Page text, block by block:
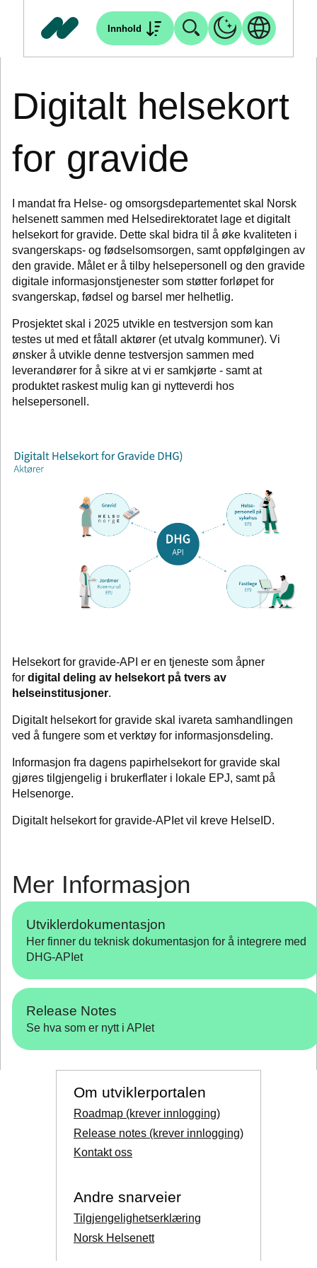
Innhold
Digitalt helsekort
for gravide
I mandat fra Helse- og omsorgsdepartementet skal Norsk
helsenett sammen med Helsedirektoratet lage et digitalt
helsekort for gravide. Dette skal bidra til å øke kvaliteten i
svangerskaps- og fødselsomsorgen, samt oppfølgingen av
den gravide. Målet er å tilby helsepersonell og den gravide
digitale informasjonstjenester som støtter forløpet for
svangerskap, fødsel og barsel mer helhetlig.
Prosjektet skal i 2025 utvikle en testversjon som kan
testes ut med et fåtall aktører (et utvalg kommuner). Vi
ønsker å utvikle denne testversjon sammen med
leverandører for å sikre at vi er samkjørte - samt at
produktet raskest mulig kan gi nytteverdi hos
helsepersonell.
Helsekort for gravide-API er en tjeneste som åpner
for digital deling av helsekort på tvers av
helseinstitusjoner.
Digitalt helsekort for gravide skal ivareta samhandlingen
ved å fungere som et verktøy for informasjonsdeling.
Informasjon fra dagens papirhelsekort for gravide skal
gjøres tilgjengelig i brukerflater i lokale EPJ, samt på
Helsenorge.
Digitalt helsekort for gravide-APIet vil kreve HelseID.
Mer Informasjon
Utviklerdokumentasjon
Her finner du teknisk dokumentasjon for å integrere med
DHG-APIet
Release Notes
Se hva som er nytt i APIet
Om utviklerportalen
Roadmap (krever innlogging)
Release notes (krever innlogging)
Kontakt oss
Andre snarveier
Tilgjengelighetserklæring
Norsk Helsenett